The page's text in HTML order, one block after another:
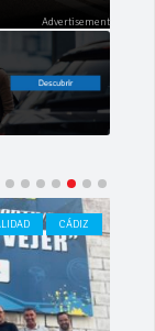
CÁDIZ